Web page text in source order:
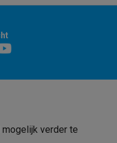
verder te